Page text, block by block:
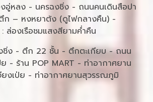
อู่หลง - นครฉงชิ่ง - ถนนคนเดินสือปา
ก – หงหยาต้ง (ดูไฟกลางคืน) -
ล่องเรือชมแสงสียามค่ำคืน
ง - ตึก 22 ชั้น - ตึกตะเกียบ - ถนน
ย - ร้าน POP MART - ท่าอากาศยาน
ยงเป่ย - ท่าอากาศยานสุวรรณภูมิ